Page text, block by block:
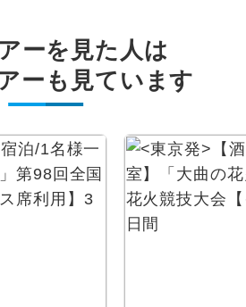
ーを見た人は
ーも見ています